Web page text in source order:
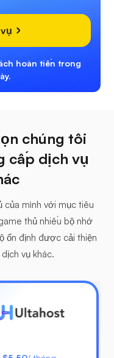
hoàn tiền trong
chúng tôi
cấp dịch vụ
của mình với mục tiêu
thủ nhiều bộ nhớ
ổn định được cải thiện
vụ khác.